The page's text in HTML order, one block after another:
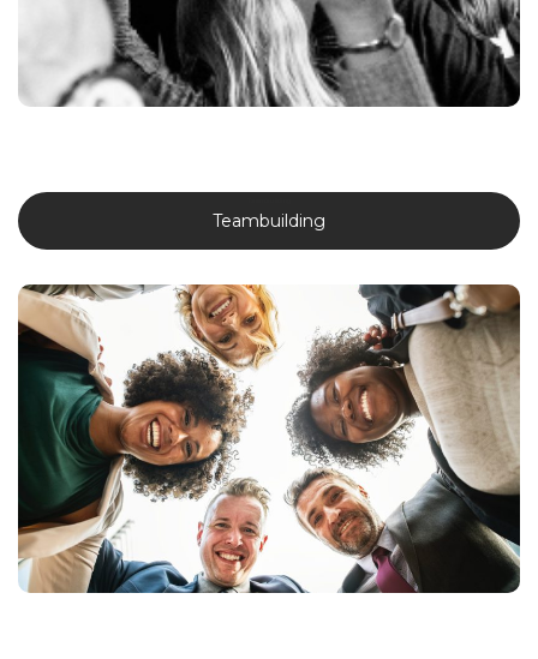
Meer weten?
Teambuilding
We begeleiden collega’s en leidinggevenden om sterke teams te
bouwen met een constructieve samenwerking.
Maak je keuze uit zowel on- als offline activiteiten en de ideale mix
tussen fun, tribe vibes en inzichten voor meer welzijn en
werkgeluk.
Meer weten?